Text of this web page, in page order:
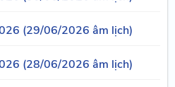
(29/06/2026 âm lịch)
(28/06/2026 âm lịch)